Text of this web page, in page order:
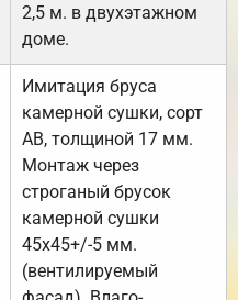
2,5 м. в двухэтажном
доме.
Имитация бруса
камерной сушки, сорт
АВ, толщиной 17 мм.
Монтаж через
строганый брусок
камерной сушки
45х45+/-5 мм.
(вентилируемый